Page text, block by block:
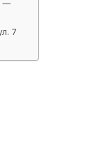
—
7